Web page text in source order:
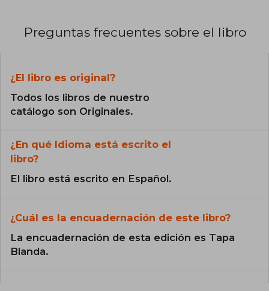
Preguntas frecuentes sobre el libro
¿El libro es original?
Todos los libros de nuestro
catálogo son Originales.
¿En qué Idioma está escrito el
libro?
El libro está escrito en Español.
¿Cuál es la encuadernación de este libro?
La encuadernación de esta edición es Tapa
Blanda.